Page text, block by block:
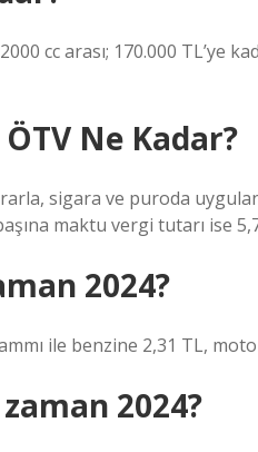
cc arası; 170.000 TL’ye
Ne Kadar?
sigara ve puroda
maktu vergi tutarı ise
2024?
ile benzine 2,31 TL,
2024?